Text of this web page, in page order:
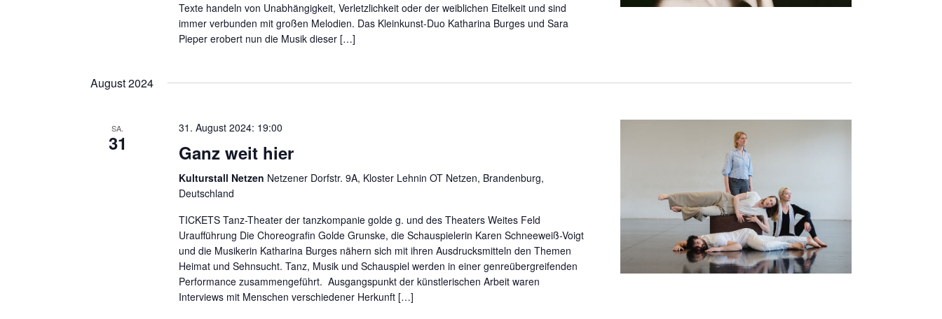
Texte handeln von Unabhängigkeit, Verletzlichkeit oder der weiblichen Eitelkeit und sind
immer verbunden mit großen Melodien. Das Kleinkunst-Duo Katharina Burges und Sara
Pieper erobert nun die Musik dieser […]
August 2024
SA.
31
31. August 2024: 19:00
Ganz weit hier
Kulturstall Netzen Netzener Dorfstr. 9A, Kloster Lehnin OT Netzen, Brandenburg,
Deutschland
TICKETS Tanz-Theater der tanzkompanie golde g. und des Theaters Weites Feld
Uraufführung Die Choreografin Golde Grunske, die Schauspielerin Karen Schneeweiß-Voigt
und die Musikerin Katharina Burges nähern sich mit ihren Ausdrucksmitteln den Themen
Heimat und Sehnsucht. Tanz, Musik und Schauspiel werden in einer genreübergreifenden
Performance zusammengeführt. Ausgangspunkt der künstlerischen Arbeit waren
Interviews mit Menschen verschiedener Herkunft […]